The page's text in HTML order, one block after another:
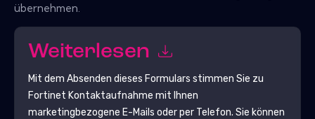
übernehmen.
Weiterlesen
Mit dem Absenden dieses Formulars stimmen Sie zu
Fortinet Kontaktaufnahme mit Ihnen
marketingbezogene E-Mails oder per Telefon. Sie können